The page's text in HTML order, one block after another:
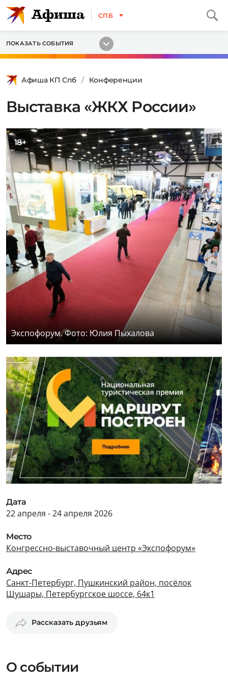
СПБ
ПОКАЗАТЬ СОБЫТИЯ
Афиша КП Спб Конференции
Выставка «ЖКХ России»
18+
Экспофорум. Фото: Юлия Пыхалова
Дата
22 апреля - 24 апреля 2026
Место
Конгрессно-выставочный центр «Экспофорум»
Адрес
Санкт-Петербург, Пушкинский район, посёлок
Шушары, Петербургское шоссе, 64к1
Рассказать друзьям
О событии